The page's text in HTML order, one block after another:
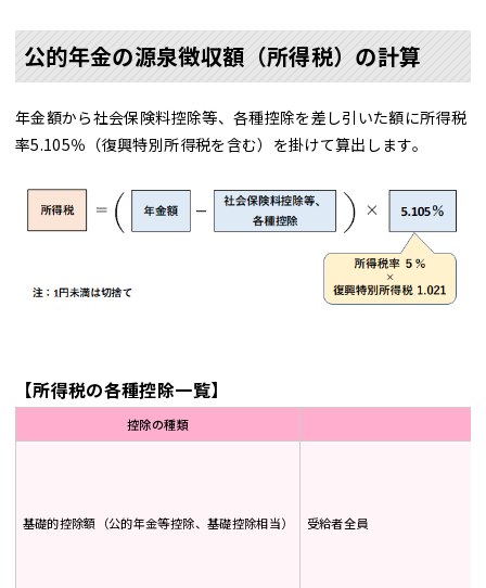
公的年金の源泉徴収額（所得税）の計算
年金額から社会保険料控除等、各種控除を差し引いた額に所得税
率5.105％（復興特別所得税を含む）を掛けて算出します。
【所得税の各種控除一覧】
控除の種類
基礎的控除額（公的年金等控除、基礎控除相当） 受給者全員